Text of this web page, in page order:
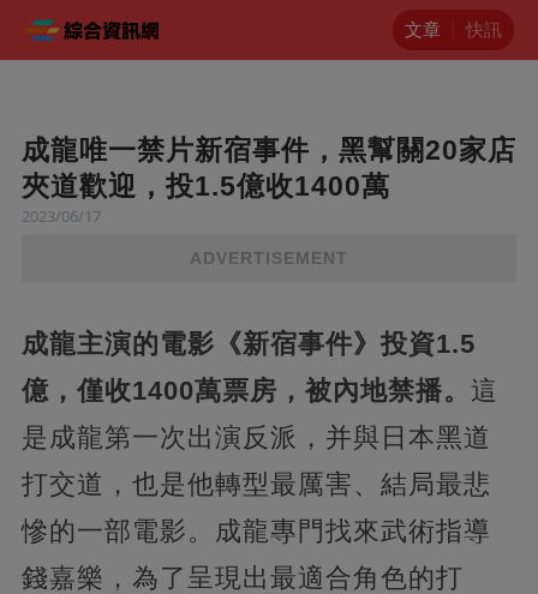
文章 快訊
成龍唯一禁片新宿事件，黑幫關20家店
夾道歡迎，投1.5億收1400萬
2023/06/17
ADVERTISEMENT
成龍主演的電影《新宿事件》投資1.5
億，僅收1400萬票房，被內地禁播。 這
是成龍第一次出演反派，并與日本黑道
打交道，也是他轉型最厲害、結局最悲
慘的一部電影。成龍專門找來武術指導
錢嘉樂，為了呈現出最適合角色的打